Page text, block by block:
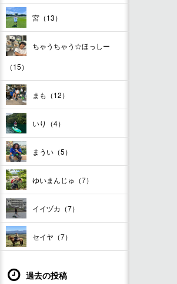
宮（13）
ちゃうちゃう☆ほっしー
（15）
まも（12）
いり（4）
まうい（5）
ゆいまんじゅ（7）
イイヅカ（7）
セイヤ（7）
過去の投稿